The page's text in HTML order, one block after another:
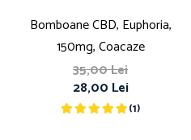
Bomboane CBD, Euphoria,
150mg, Coacaze
35,00 Lei
28,00 Lei
(1)